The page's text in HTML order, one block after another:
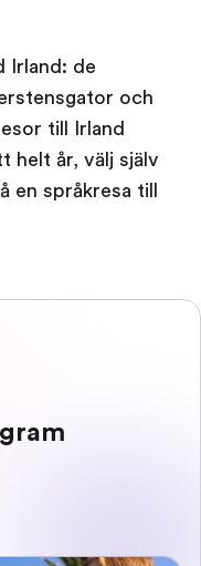
Irland: de
och
till Irland
helt år, välj själv
en språkresa till